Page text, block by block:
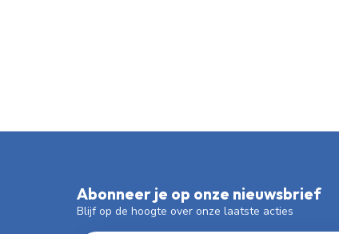
Abonneer je op onze nieuwsbrief
Blijf op de hoogte over onze laatste acties